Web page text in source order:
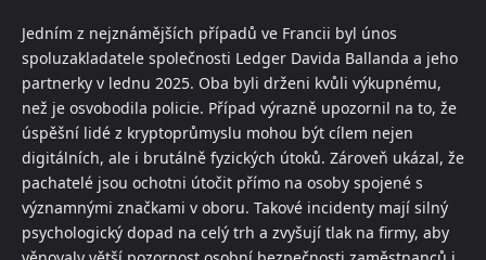
Jedním z nejznámějších případů ve Francii byl únos
spoluzakladatele společnosti Ledger Davida Ballanda a jeho
partnerky v lednu 2025. Oba byli drženi kvůli výkupnému,
než je osvobodila policie. Případ výrazně upozornil na to, že
úspěšní lidé z kryptoprůmyslu mohou být cílem nejen
digitálních, ale i brutálně fyzických útoků. Zároveň ukázal, že
pachatelé jsou ochotni útočit přímo na osoby spojené s
významnými značkami v oboru. Takové incidenty mají silný
psychologický dopad na celý trh a zvyšují tlak na firmy, aby